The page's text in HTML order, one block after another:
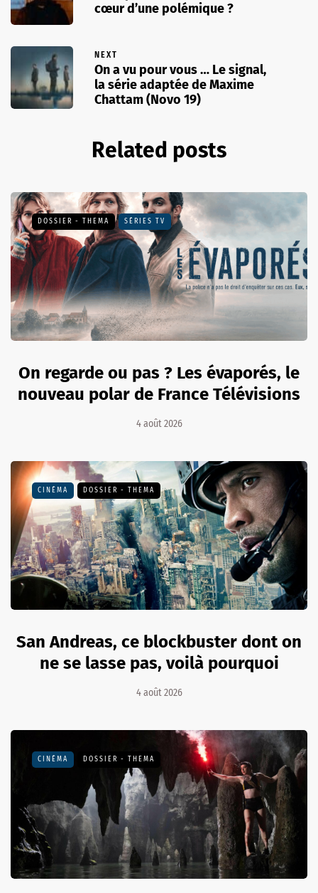
cœur d’une polémique ?
NEXT
On a vu pour vous … Le signal,
la série adaptée de Maxime
Chattam (Novo 19)
Related posts
DOSSIER - THEMA SÉRIES TV
On regarde ou pas ? Les évaporés, le
nouveau polar de France Télévisions
4 août 2026
CINÉMA DOSSIER - THEMA
San Andreas, ce blockbuster dont on
ne se lasse pas, voilà pourquoi
4 août 2026
CINÉMA DOSSIER - THEMA